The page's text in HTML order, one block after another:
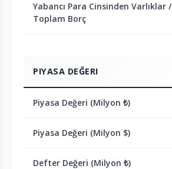
Yabancı Para Cinsinden Varlıklar /
Toplam Borç
PIYASA DEĞERI
Piyasa Değeri (Milyon ₺)
Piyasa Değeri (Milyon $)
Defter Değeri (Milyon ₺)